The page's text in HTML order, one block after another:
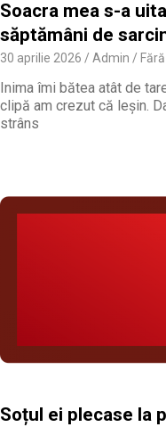
Soacra mea s-a
săptămâni de
30 aprilie 2026 Admin
Inima îmi bătea atât de
clipă am crezut că leșin.
strâns
Soțul ei plecase la